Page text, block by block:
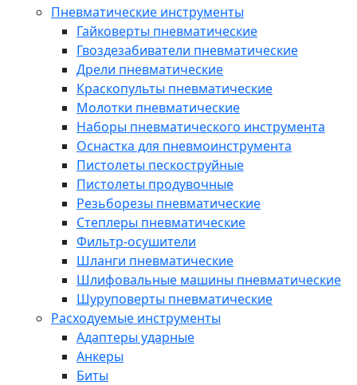
Пневматические инструменты
Гайковерты пневматические
Гвоздезабиватели пневматические
Дрели пневматические
Краскопульты пневматические
Молотки пневматические
Наборы пневматического инструмента
Оснастка для пневмоинструмента
Пистолеты пескоструйные
Пистолеты продувочные
Резьборезы пневматические
Степлеры пневматические
Фильтр-осушители
Шланги пневматические
Шлифовальные машины пневматические
Шуруповерты пневматические
Расходуемые инструменты
Адаптеры ударные
Анкеры
Биты